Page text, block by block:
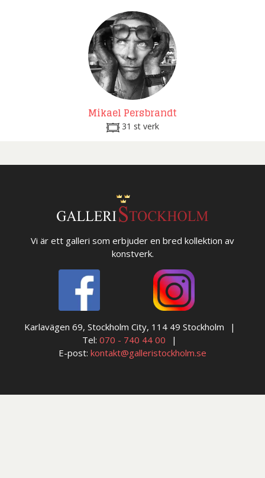
Mikael Persbrandt
31 st verk
Vi är ett galleri som erbjuder en bred kollektion av
konstverk.
Karlavägen 69, Stockholm City, 114 49 Stockholm
Tel: 070 - 740 44 00
E-post: kontakt@galleristockholm.se